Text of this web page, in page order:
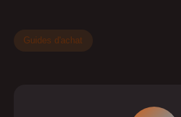
Guides d'achat